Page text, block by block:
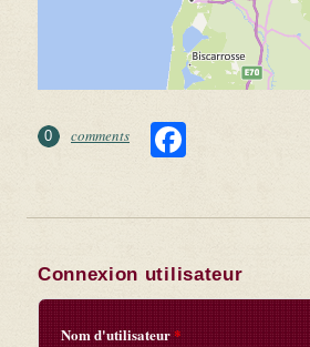
0 comments
Connexion utilisateur
Nom d'utilisateur*